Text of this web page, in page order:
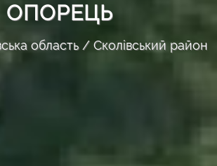
ОПОРЕЦЬ
область Сколівський район